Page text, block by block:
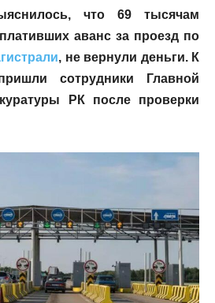
что 69 тысячам
аванс за проезд по
, не вернули деньги. К
сотрудники Главной
РК после проверки